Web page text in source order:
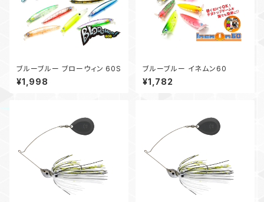
ブルーブルー ブローウィン 60S
¥1,998
ブルーブルー イネムン60
¥1,782